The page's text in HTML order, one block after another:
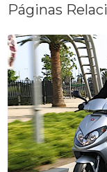
Páginas